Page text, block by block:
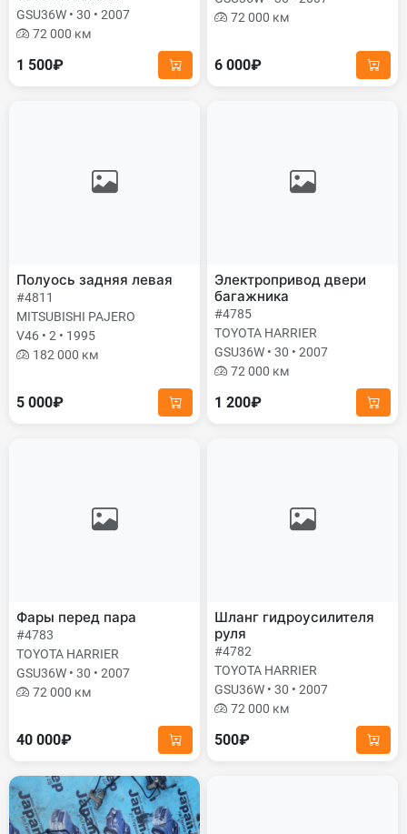
GSU36W • 30 • 2007
72 000 км
1 500₽
72 000 км
6 000₽
Полуось задняя левая
#4811
MITSUBISHI PAJERO
V46 • 2 • 1995
182 000 км
5 000₽
Электропривод двери
багажника
#4785
TOYOTA HARRIER
GSU36W • 30 • 2007
72 000 км
1 200₽
Фары перед пара
#4783
TOYOTA HARRIER
GSU36W • 30 • 2007
72 000 км
40 000₽
Шланг гидроусилителя
руля
#4782
TOYOTA HARRIER
GSU36W • 30 • 2007
72 000 км
500₽